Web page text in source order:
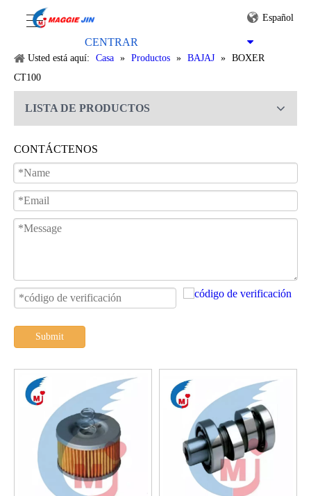
Español
CENTRAR
Usted está aquí: Casa » Productos » BAJAJ » BOXER
CT100
LISTA DE PRODUCTOS
CONTÁCTENOS
Submit